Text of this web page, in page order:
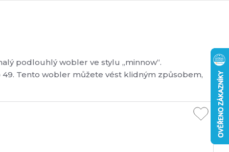
podlouhlý wobler ve stylu „minnow“.
Tento wobler můžete vést klidným způsobem,
špičkou prutu. Je neodolatelný zejména pro
3,3 g Hloubka ponoru: 0,4 -1,2 m ...